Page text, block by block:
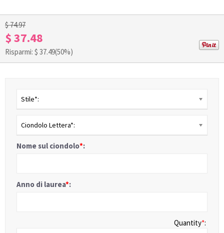
$ 74.97
$ 37.48
Risparmi: $ 37.49(50%)
Stile*:
Ciondolo Lettera*:
Nome sul ciondolo*:
Anno di laurea*:
Quantity*: